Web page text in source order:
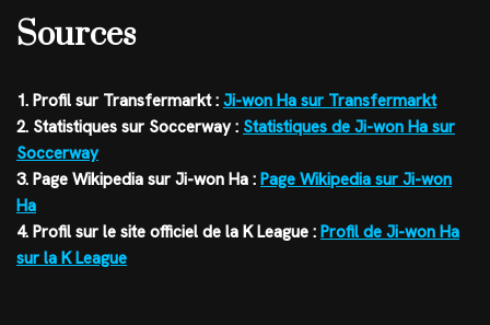
Sources
1. Profil sur Transfermarkt : Ji-won Ha sur Transfermarkt
2. Statistiques sur Soccerway : Statistiques de Ji-won Ha sur
Soccerway
3. Page Wikipedia sur Ji-won Ha : Page Wikipedia sur Ji-won
Ha
4. Profil sur le site officiel de la K League : Profil de Ji-won Ha
sur la K League